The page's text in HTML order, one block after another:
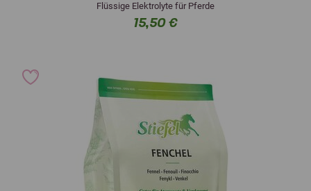
Flüssige Elektrolyte für Pferde
15,50 €